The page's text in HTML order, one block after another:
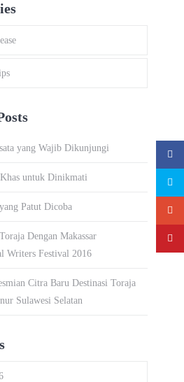
yang Wajib Dikunjungi
untuk Dinikmati
Patut Dicoba
Dengan Makassar
Writers Festival 2016
Citra Baru Destinasi Toraja
Sulawesi Selatan